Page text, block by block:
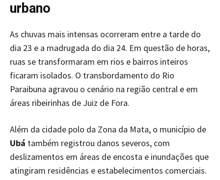
urbano
As chuvas mais intensas ocorreram entre a tarde do
dia 23 e a madrugada do dia 24. Em questão de horas,
ruas se transformaram em rios e bairros inteiros
ficaram isolados. O transbordamento do Rio
Paraibuna agravou o cenário na região central e em
áreas ribeirinhas de Juiz de Fora.
Além da cidade polo da Zona da Mata, o município de
Ubá também registrou danos severos, com
deslizamentos em áreas de encosta e inundações que
atingiram residências e estabelecimentos comerciais.